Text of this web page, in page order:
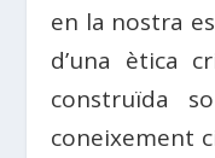
en la nostra
d’una ètica
construïda
coneixement